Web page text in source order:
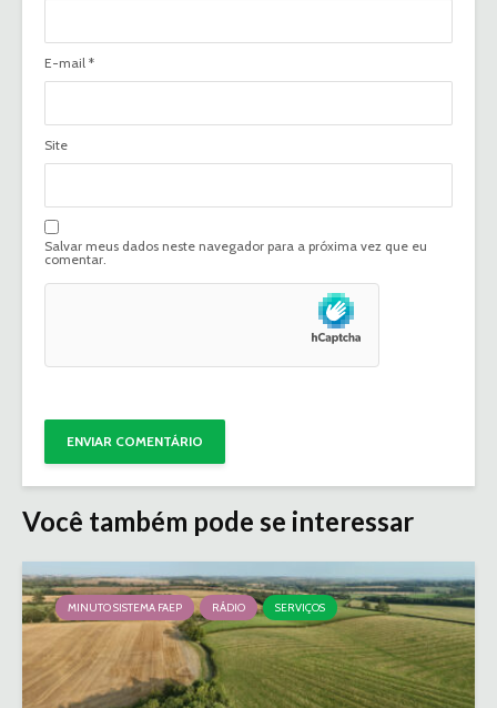
E-mail *
Site
Salvar meus dados neste navegador para a próxima vez que eu
comentar.
Você também pode se interessar
MINUTO SISTEMA FAEP RÁDIO SERVIÇOS